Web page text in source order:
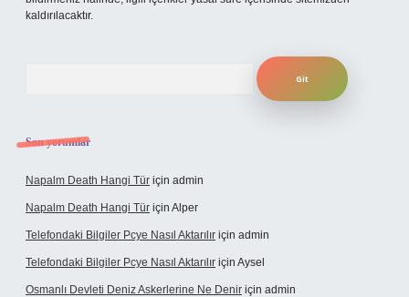
kaldırılacaktır.
Son yorumlar
Napalm Death Hangi Tür için admin
Napalm Death Hangi Tür için Alper
Telefondaki Bilgiler Pcye Nasıl Aktarılır için admin
Telefondaki Bilgiler Pcye Nasıl Aktarılır için Aysel
Osmanlı Devleti Deniz Askerlerine Ne Denir için admin